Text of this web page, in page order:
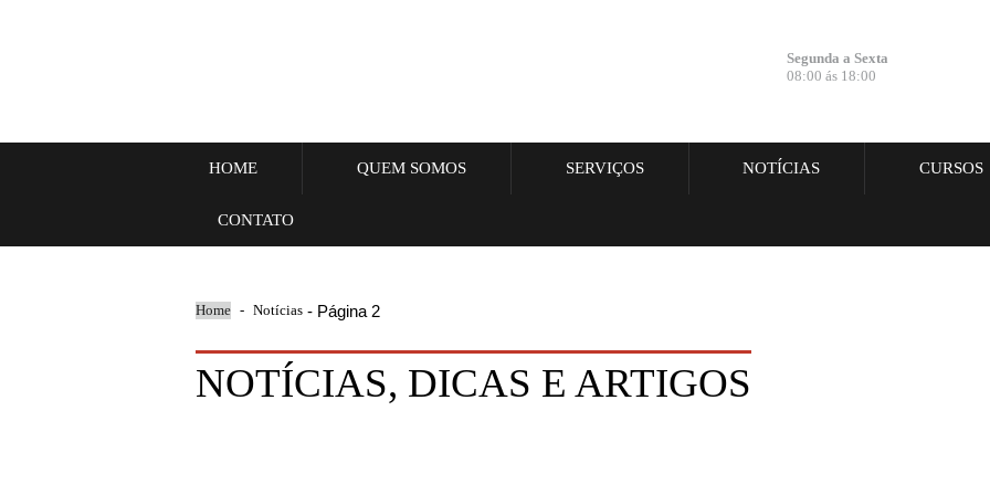
Segunda a Sexta
08:00 ás 18:00
HOME QUEM SOMOS SERVIÇOS NOTÍCIAS CURSOS
CONTATO
Home - Notícias - Página 2
NOTÍCIAS, DICAS E ARTIGOS